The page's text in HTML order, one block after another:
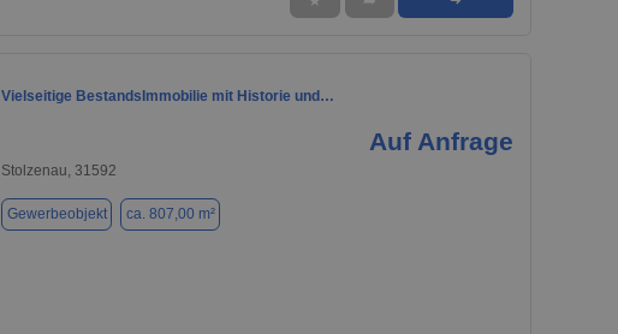
Vielseitige BestandsImmobilie mit Historie und…
Auf Anfrage
Stolzenau, 31592
Gewerbeobjekt ca. 807,00 m²